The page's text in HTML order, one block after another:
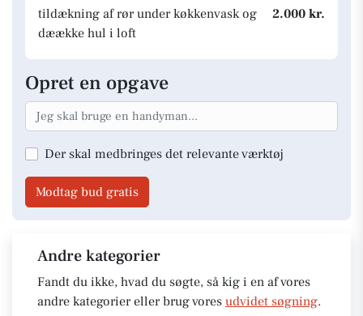
tildækning af rør under køkkenvask og
dæække hul i loft
2.000 kr.
Opret en opgave
Der skal medbringes det relevante værktøj
Modtag bud gratis
Andre kategorier
Fandt du ikke, hvad du søgte, så kig i en af vores
andre kategorier eller brug vores udvidet søgning.